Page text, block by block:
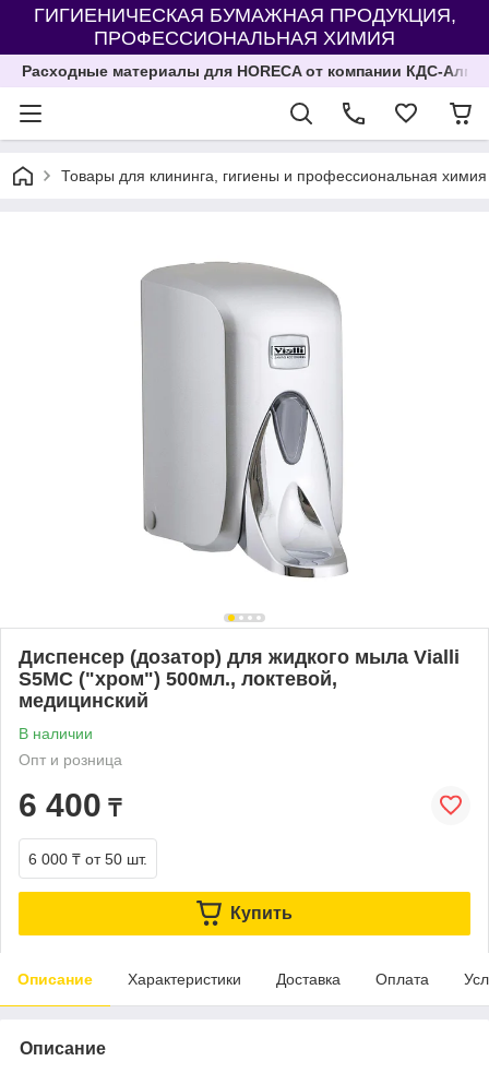
ГИГИЕНИЧЕСКАЯ БУМАЖНАЯ ПРОДУКЦИЯ,
ПРОФЕССИОНАЛЬНАЯ ХИМИЯ
Расходные материалы для HORECA от компании КДС-
Товары для клининга, гигиены и профессиональная химия
Диспенсер (дозатор) для жидкого мыла Vialli
S5МС ("хром") 500мл., локтевой,
медицинский
В наличии
Опт и розница
6 400 ₸
6 000 ₸ от 50 шт.
Купить
Описание Характеристики Доставка Оплата
Описание